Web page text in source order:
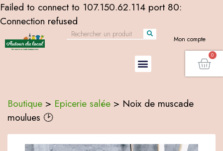
Failed to connect to 107.150.62.114 port 80:
Connection refused
Mon compte
Boutique > Epicerie salée > Noix de muscade
moulues 🕑